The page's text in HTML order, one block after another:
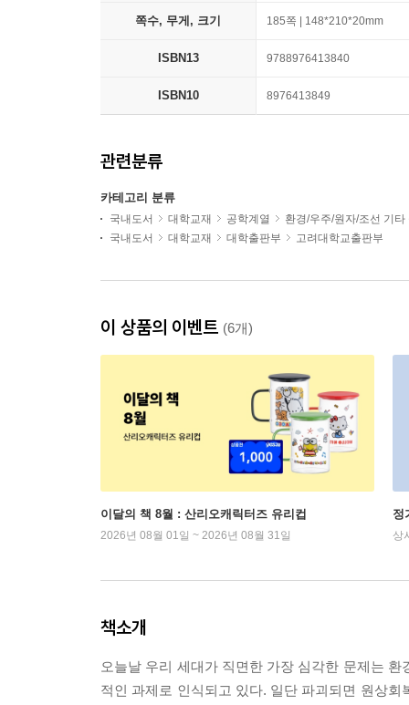
쪽수, 무게, 크기 185쪽 | 148*210*20mm
ISBN13 9788976413840
ISBN10 8976413849
관련분류
카테고리 분류
국내도서 대학교재 공학계열
환경/우주/원자/조선 기타
국내도서
대학교재 대학출판부 고려대학교출판부
이 상품의 이벤트 (6개)
이달의 책 8월 : 산리오캐릭터즈 유리컵
2026년 08월 01일 ~ 2026년 08월 31일
정
상
책소개
오늘날 우리 세대가 직면한 가장 심각한 문제는
적인 과제로 인식되고 있다. 일단 파괴되면 원상